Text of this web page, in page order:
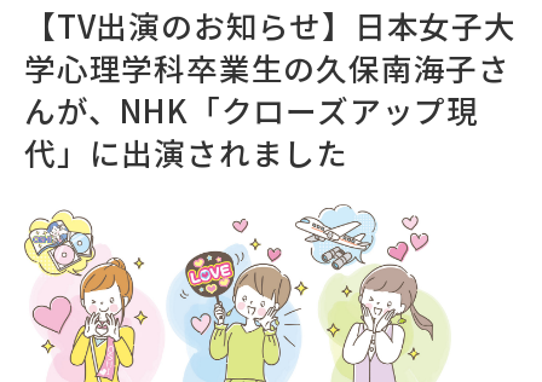
【TV出演のお知らせ】日本女子大
学心理学科卒業生の久保南海子さ
んが、NHK「クローズアップ現
代」に出演されました